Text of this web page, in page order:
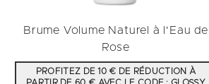
Brume Volume Naturel à l'Eau de
Rose
PROFITEZ DE 10 € DE RÉDUCTION À